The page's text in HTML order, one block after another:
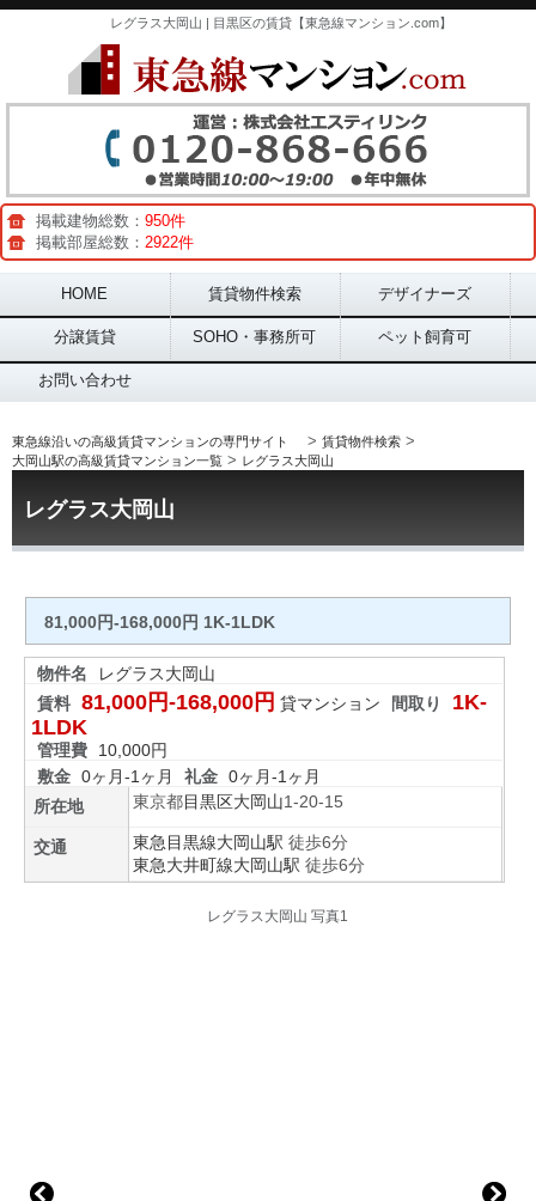
レグラス大岡山 | 目黒区の賃貸【東急線マンション.com】
掲載建物総数： 950件
掲載部屋総数： 2922件
Main menu
HOME 賃貸物件検索 デザイナーズ
分譲賃貸 SOHO・事務所可 ペット飼育可
お問い合わせ
東急線沿いの高級賃貸マンションの専門サイト > 賃貸物件検索 >
大岡山駅の高級賃貸マンション一覧 > レグラス大岡山
レグラス大岡山
81,000円-168,000円 1K-1LDK
物件名
レグラス大岡山
賃料 81,000円-168,000円 貸マンション 間取り
1K-
1LDK
管理費
10,000円
敷金 0ヶ月-1ヶ月 礼金 0ヶ月-1ヶ月
所在地
東京都目黒区大岡山1-20-15
交通 東急目黒線大岡山駅 徒歩6分
東急大井町線大岡山駅 徒歩6分